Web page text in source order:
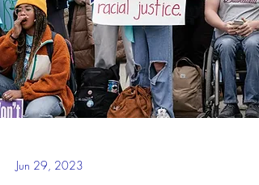
Jun 29, 2023